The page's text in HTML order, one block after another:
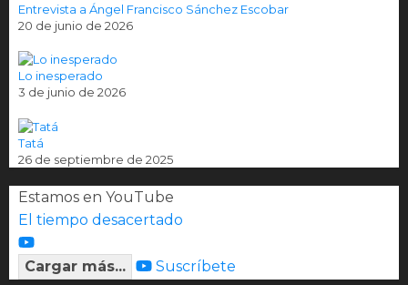
Entrevista a Ángel Francisco Sánchez Escobar
20 de junio de 2026
Lo inesperado
3 de junio de 2026
Tatá
26 de septiembre de 2025
Estamos en YouTube
El tiempo desacertado
Cargar más... Suscríbete